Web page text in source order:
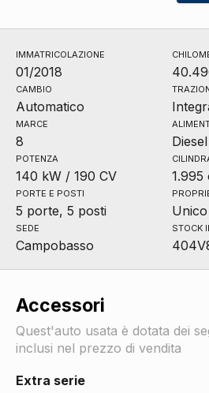
IMMATRICOLAZIONE
01/2018
CAMBIO
Automatico
MARCE
8 Diesel
POTENZA
140 kW / 190 CV 1.995
PORTE E POSTI
5 porte, 5 posti
SEDE
Campobasso
STOCK
Accessori
Quest'auto usata è dotata dei
inclusi nel prezzo di vendita
Extra serie